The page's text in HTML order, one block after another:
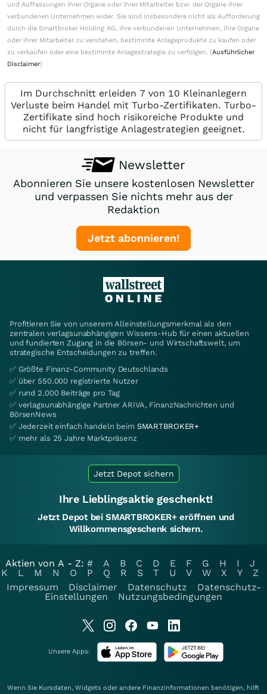
und Auffassungen ihrer Organe oder ihrer Mitarbeiter bzw. der Organe ihrer
verbundenen Unternehmen wider. Sie sind insbesondere nicht als Aufforderung
durch die Smartbroker Holding AG, ihre verbundenen Unternehmen, ihre Organe
oder ihrer Mitarbeiter zu verstehen, bestimmte Anlageprodukte zu kaufen oder
zu verkaufen oder eine bestimmte Anlagestrategie zu verfolgen. (Ausführlicher
Disclaimer)
Im Durchschnitt erleiden 7 von 10 Kleinanlegern
Verluste beim Handel mit Turbo-Zertifikaten. Turbo-
Zertifikate sind hoch risikoreiche Produkte und
nicht für langfristige Anlagestrategien geeignet.
Newsletter
Abonnieren Sie unsere kostenlosen Newsletter
und verpassen Sie nichts mehr aus der
Redaktion
Jetzt abonnieren!
Profitieren Sie von unserem Alleinstellungsmerkmal als den
zentralen verlagsunabhängigen Wissens-Hub für einen aktuellen
und fundierten Zugang in die Börsen- und Wirtschaftswelt, um
strategische Entscheidungen zu treffen.
✅ Größte Finanz-Community Deutschlands
✅ über 550.000 registrierte Nutzer
✅ rund 2.000 Beiträge pro Tag
✅ verlagsunabhängige Partner ARIVA, FinanzNachrichten und
BörsenNews
✅ Jederzeit einfach handeln beim SMARTBROKER+
✅ mehr als 25 Jahre Marktpräsenz
Jetzt Depot sichern
Ihre Lieblingsaktie geschenkt!
Jetzt Depot bei SMARTBROKER+ eröffnen und
Willkommensgeschenk sichern.
Aktien von A - Z: # A B C D E F G H I
J
K
L M N O P Q R S T U V W X Y
Z
Impressum
Disclaimer Datenschutz
Datenschutz-
Einstellungen
Nutzungsbedingungen
Unsere Apps:
Wenn Sie Kursdaten, Widgets oder andere Finanzinformationen benötigen, hilft